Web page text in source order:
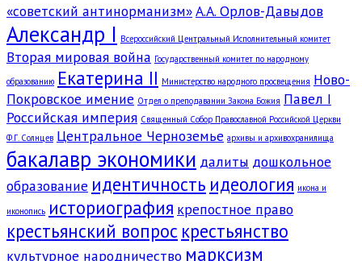
«советский антинорманизм»А.А. Орлов-Давыдов
Александр I Всероссийский Центральный Исполнительный комитет
Вторая мировая война Государственный комитет по народному
образованию Екатерина II Министерство народного просвещения Ново-
Покровское имение Отдел о преподавании Закона Божия Павел I
Российская империя Священный Собор Православной Российской Церкви
Ф.Г. Солнцев Центральное Черноземье архивы и архивохранилища
бакалавр экономики далиты дошкольное
образование идентичность идеология икона и
иконопись историография крепостное право
крестьянский вопрос крестьянство
культурное народничество марксизм